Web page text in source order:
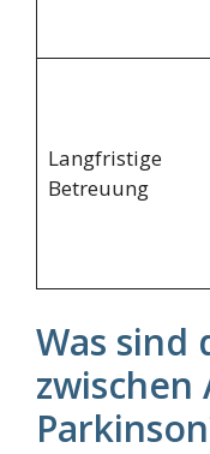
Langfristige
Betreuung
Was sind
zwischen